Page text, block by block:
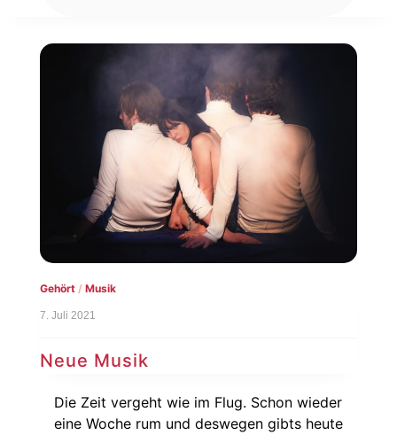
Gehört/ Musik
7. Juli 2021
Neue Musik
Die Zeit vergeht wie im Flug. Schon wieder
eine Woche rum und deswegen gibts heute